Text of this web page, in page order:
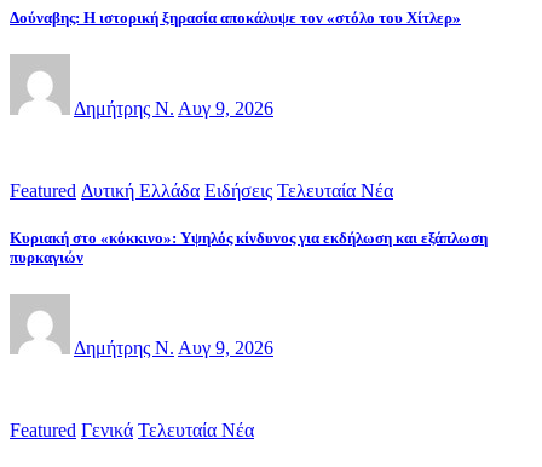
Δούναβης: Η ιστορική ξηρασία αποκάλυψε τον «στόλο του Χίτλερ»
Δημήτρης Ν. Αυγ 9, 2026
Featured Δυτική Ελλάδα Ειδήσεις Τελευταία Νέα
Κυριακή στο «κόκκινο»: Υψηλός κίνδυνος για εκδήλωση και εξάπλωση
πυρκαγιών
Δημήτρης Ν. Αυγ 9, 2026
Featured Γενικά Τελευταία Νέα